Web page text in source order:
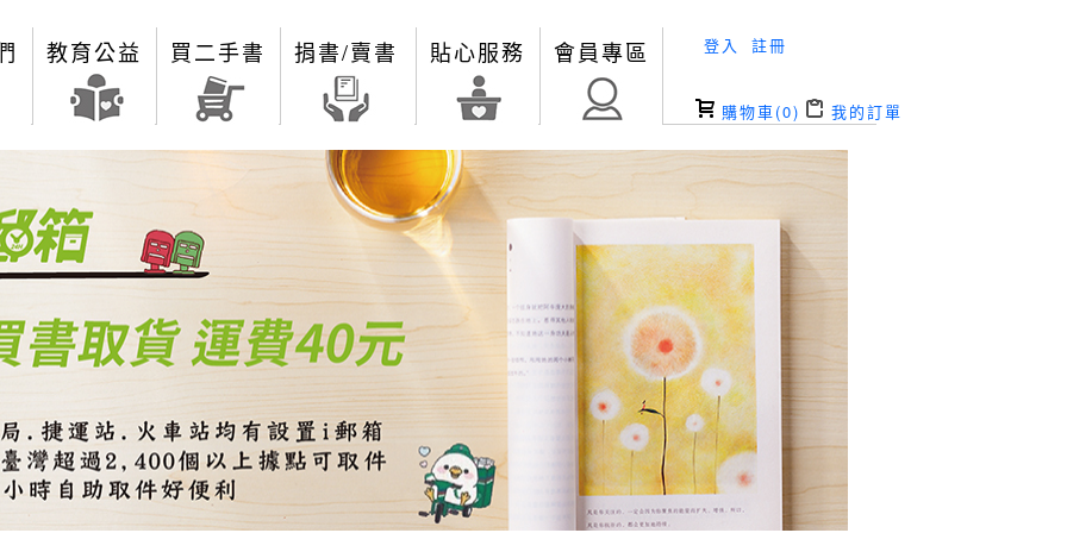
教育公益 買二手書 捐書/賣書 貼心服務 會員專區 登入 註冊
購物車(0) 我的訂單